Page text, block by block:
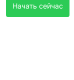
Начать сейчас